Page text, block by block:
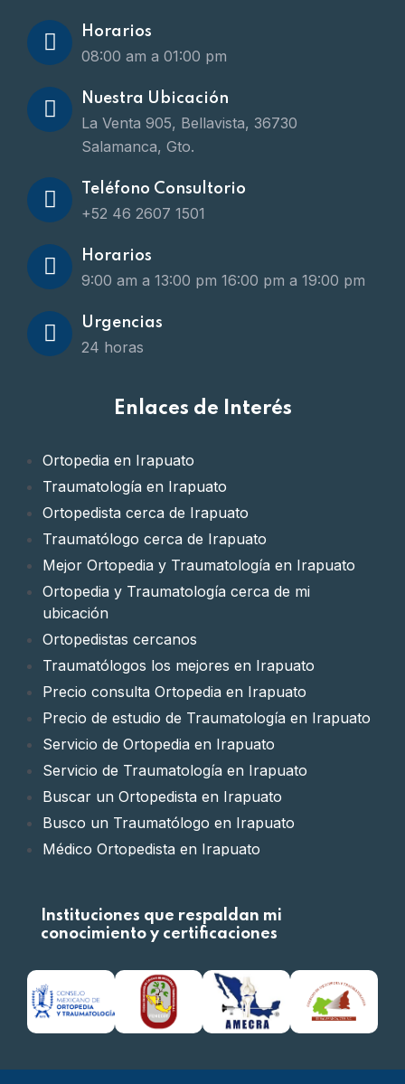
Horarios
08:00 am a 01:00 pm
Nuestra Ubicación
La Venta 905, Bellavista, 36730
Salamanca, Gto.
Teléfono Consultorio
+52 46 2607 1501
Horarios
9:00 am a 13:00 pm 16:00 pm a 19:00 pm
Urgencias
24 horas
Enlaces de Interés
Ortopedia en Irapuato
Traumatología en Irapuato
Ortopedista cerca de Irapuato
Traumatólogo cerca de Irapuato
Mejor Ortopedia y Traumatología en Irapuato
Ortopedia y Traumatología cerca de mi
ubicación
Ortopedistas cercanos
Traumatólogos los mejores en Irapuato
Precio consulta Ortopedia en Irapuato
Precio de estudio de Traumatología en Irapuato
Servicio de Ortopedia en Irapuato
Servicio de Traumatología en Irapuato
Buscar un Ortopedista en Irapuato
Busco un Traumatólogo en Irapuato
Médico Ortopedista en Irapuato
Clínica de Traumatología en Irapuato
Doctor Traumatólogo en Irapuato
Ortopedista certificado en Irapuato
Traumatólogo certificado en Irapuato
Instituciones que respaldan mi
conocimiento y certificaciones